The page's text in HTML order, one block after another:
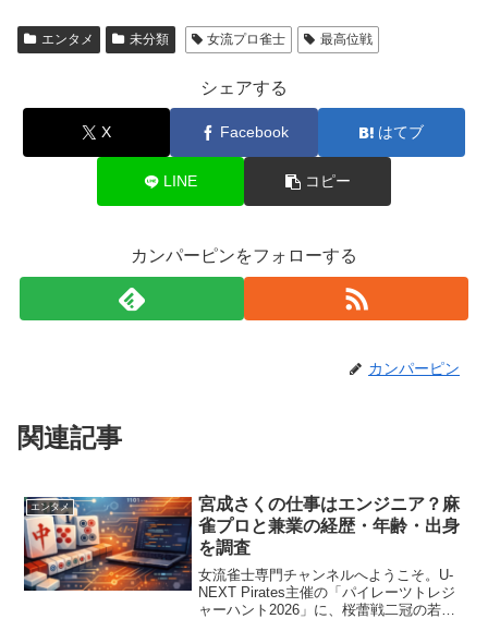
エンタメ 未分類 女流プロ雀士 最高位戦
シェアする
X Facebook はてブ
LINE コピー
カンパーピンをフォローする
カンパーピン
関連記事
エンタメ
宮成さくの仕事はエンジニア？麻
雀プロと兼業の経歴・年齢・出身
を調査
女流雀士専門チャンネルへようこそ。U-
NEXT Pirates主催の「パイレーツトレジ
ャーハント2026」に、桜蕾戦二冠の若